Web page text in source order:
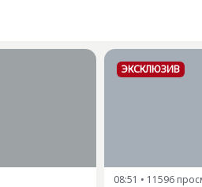
ЭКСКЛЮЗИВ
08:51 • 11596